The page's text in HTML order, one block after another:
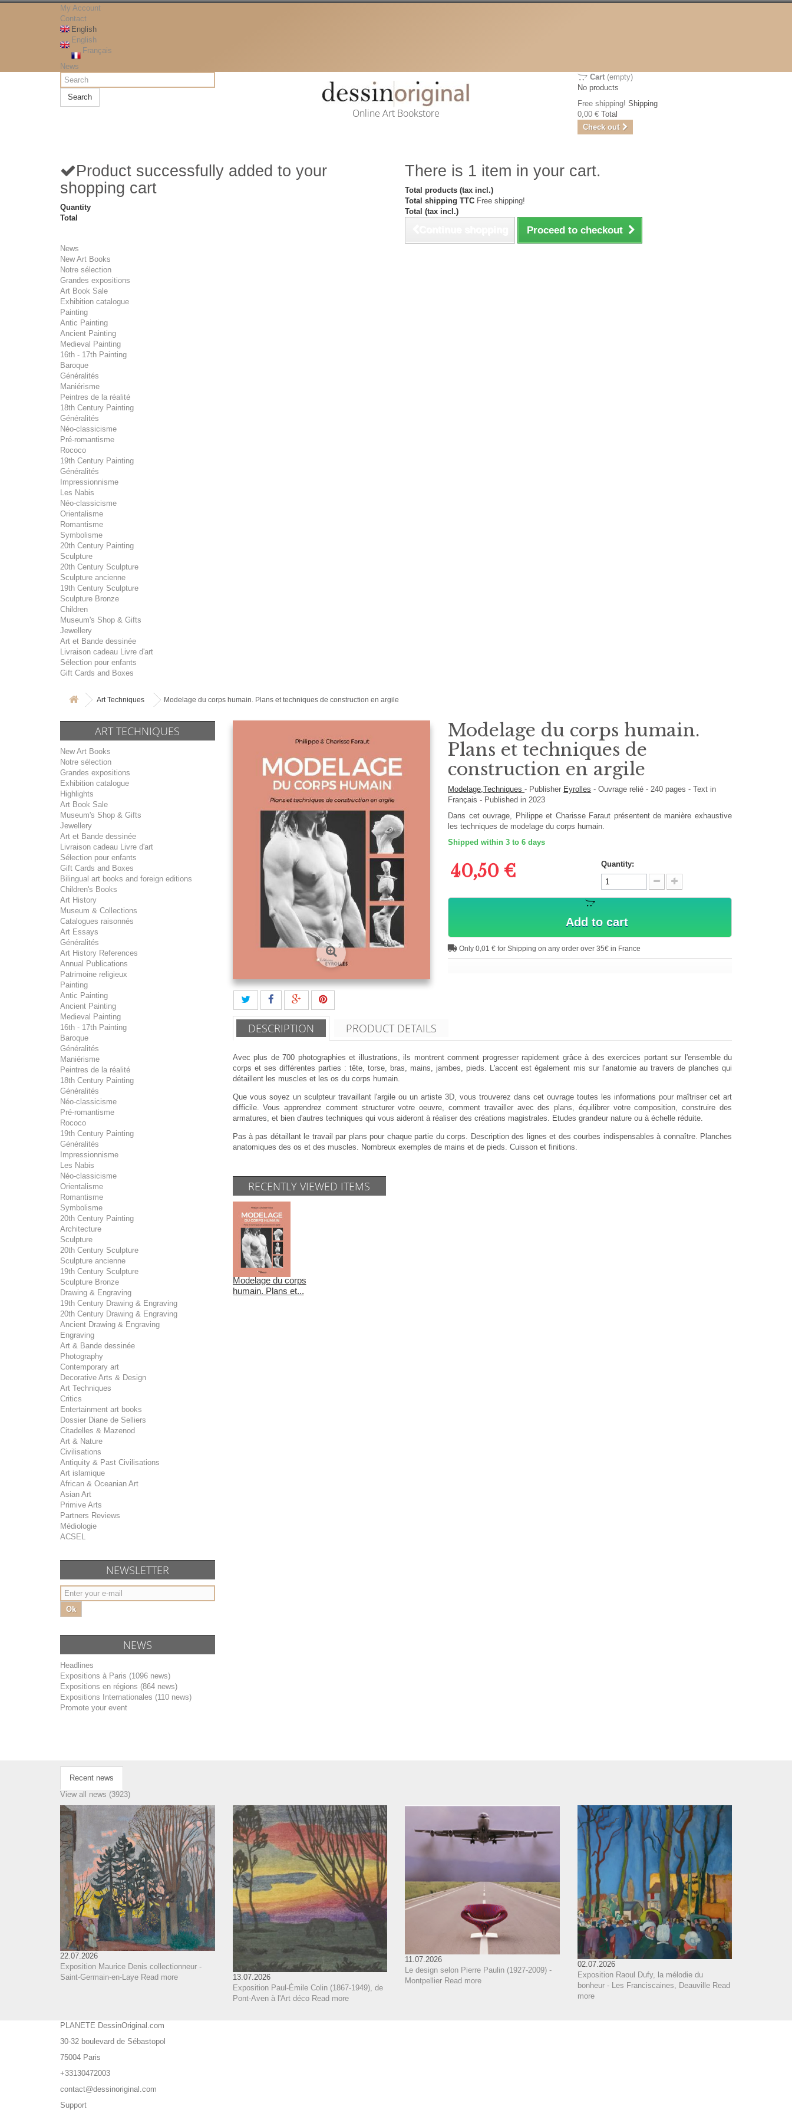
My Account
Contact
English
English
Français
News
Search
Online Art Bookstore
Cart (empty)
No products
Free shipping! Shipping
0,00 € Total
Check out
Product successfully added to your
shopping cart
Quantity
Total
There is 1 item in your cart.
Total products (tax incl.)
Total shipping TTC Free shipping!
Total (tax incl.)
Proceed to checkout
News
New Art Books
Notre sélection
Grandes expositions
Art Book Sale
Exhibition catalogue
Painting
Antic Painting
Ancient Painting
Medieval Painting
16th - 17th Painting
Baroque
Généralités
Maniérisme
Peintres de la réalité
18th Century Painting
Généralités
Néo-classicisme
Pré-romantisme
Rococo
19th Century Painting
Généralités
Impressionnisme
Les Nabis
Néo-classicisme
Orientalisme
Romantisme
Symbolisme
20th Century Painting
Sculpture
20th Century Sculpture
Sculpture ancienne
19th Century Sculpture
Sculpture Bronze
Children
Museum's Shop & Gifts
Jewellery
Art et Bande dessinée
Livraison cadeau Livre d'art
Sélection pour enfants
Gift Cards and Boxes
Art Techniques Modelage du corps humain. Plans et techniques de construction en argile
ART TECHNIQUES
New Art Books
Notre sélection
Grandes expositions
Exhibition catalogue
Highlights
Art Book Sale
Museum's Shop & Gifts
Jewellery
Art et Bande dessinée
Livraison cadeau Livre d'art
Sélection pour enfants
Gift Cards and Boxes
Bilingual art books and foreign editions
Children's Books
Art History
Museum & Collections
Catalogues raisonnés
Art Essays
Généralités
Art History References
Annual Publications
Patrimoine religieux
Painting
Antic Painting
Ancient Painting
Medieval Painting
16th - 17th Painting
Baroque
Généralités
Maniérisme
Peintres de la réalité
18th Century Painting
Généralités
Néo-classicisme
Pré-romantisme
Rococo
19th Century Painting
Généralités
Impressionnisme
Les Nabis
Néo-classicisme
Orientalisme
Romantisme
Symbolisme
20th Century Painting
Architecture
Sculpture
20th Century Sculpture
Sculpture ancienne
19th Century Sculpture
Sculpture Bronze
Drawing & Engraving
19th Century Drawing & Engraving
20th Century Drawing & Engraving
Ancient Drawing & Engraving
Engraving
Art & Bande dessinée
Photography
Contemporary art
Decorative Arts & Design
Art Techniques
Critics
Entertainment art books
Dossier Diane de Selliers
Citadelles & Mazenod
Art & Nature
Civilisations
Antiquity & Past Civilisations
Art islamique
African & Oceanian Art
Asian Art
Primive Arts
Partners Reviews
Médiologie
ACSEL
NEWSLETTER
Ok
NEWS
Headlines
Expositions à Paris (1096 news)
Expositions en régions (864 news)
Expositions Internationales (110 news)
Promote your event
Modelage du corps humain.
Plans et techniques de
construction en argile
Modelage,Techniques- Publisher Eyrolles -Ouvrage relié-240pages -Text in
Français- Published in 2023
Dans cet ouvrage, Philippe et Charisse Faraut présentent de manière exhaustive
les techniques de modelage du corps humain.
Shipped within 3 to 6 days
40,50 € Quantity:
Add to cart
Only 0,01 € for Shipping on any order over 35€ in France
DESCRIPTION PRODUCT DETAILS
Avec plus de 700 photographies et illustrations, ils montrent comment progresser rapidement grâce à des exercices portant sur l'ensemble du
corps et ses différentes parties : tête, torse, bras, mains, jambes, pieds. L'accent est également mis sur l'anatomie au travers de planches qui
détaillent les muscles et les os du corps humain.
Que vous soyez un sculpteur travaillant l'argile ou un artiste 3D, vous trouverez dans cet ouvrage toutes les informations pour maîtriser cet art
difficile. Vous apprendrez comment structurer votre oeuvre, comment travailler avec des plans, équilibrer votre composition, construire des
armatures, et bien d'autres techniques qui vous aideront à réaliser des créations magistrales. Etudes grandeur nature ou à échelle réduite.
Pas à pas détaillant le travail par plans pour chaque partie du corps. Description des lignes et des courbes indispensables à connaître. Planches
anatomiques des os et des muscles. Nombreux exemples de mains et de pieds. Cuisson et finitions.
RECENTLY VIEWED ITEMS
Modelage du corps
humain. Plans et...
Recent news
View all news (3923)
22.07.2026
Exposition Maurice Denis collectionneur -
Saint-Germain-en-Laye Read more
13.07.2026
Exposition Paul-Émile Colin (1867-1949), de
Pont-Aven à l'Art déco Read more
11.07.2026
Le design selon Pierre Paulin (1927-2009) -
Montpellier Read more
02.07.2026
Exposition Raoul Dufy, la mélodie du
bonheur - Les Franciscaines, Deauville Read
more
PLANETE DessinOriginal.com
30-32 boulevard de Sébastopol
75004 Paris
+33130472003
contact@dessinoriginal.com
Support